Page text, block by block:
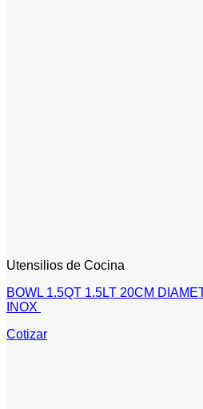
Utensilios de Cocina
BOWL 1.5QT 1.5LT 20CM
INOX
Cotizar